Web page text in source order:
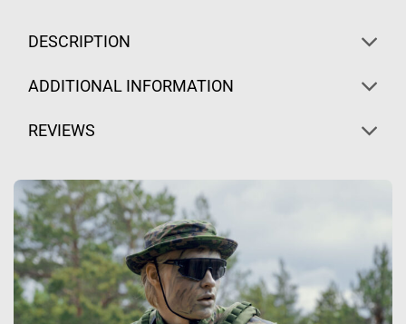
DESCRIPTION
ADDITIONAL INFORMATION
REVIEWS